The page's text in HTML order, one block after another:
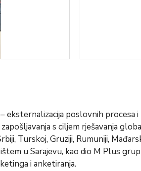
poslovnih procesa
s ciljem rješavanja
Turskoj, Gruziji, Rumuniji,
u Sarajevu, kao dio M Plus
i anketiranja.